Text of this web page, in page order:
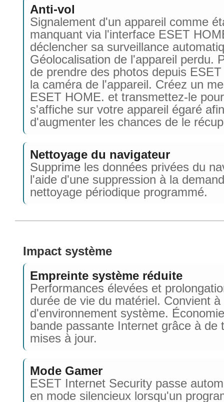
Anti-vol
Signalement d'un appareil comme
manquant via l'interface ESET
déclencher sa surveillance
Géolocalisation de l'appareil perdu.
de prendre des photos depuis
la caméra de l'appareil. Créez un
ESET HOME. et transmettez-le
s'affiche sur votre appareil égaré
d'augmenter les chances de le
Nettoyage du navigateur
Supprime les données privées du
l'aide d'une suppression à la
nettoyage périodique programmé.
Impact système
Empreinte système réduite
Performances élevées et
durée de vie du matériel. Convient
d'environnement système.
bande passante Internet grâce à de
mises à jour.
Mode Gamer
ESET Internet Security passe
en mode silencieux lorsqu'un